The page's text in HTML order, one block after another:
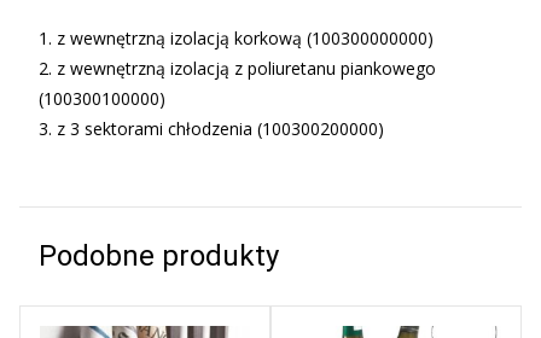
1. z wewnętrzną izolacją korkową (100300000000)
2. z wewnętrzną izolacją z poliuretanu piankowego
(100300100000)
3. z 3 sektorami chłodzenia (100300200000)
Podobne produkty